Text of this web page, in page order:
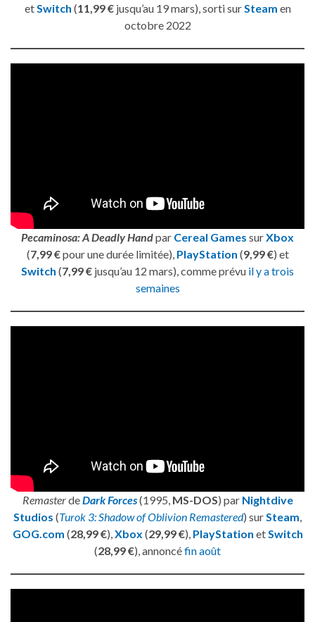
et Switch (11,99 €jusqu’au 19 mars), sorti sur Steam en
octobre 2022
Pecaminosa: A Deadly Handpar Cereal Games surXbox
(7,99 €pour une durée limitée), PlayStation (9,99 €) et
Switch (7,99 € jusqu’au 12 mars), comme prévu il y a trois
semaines
RemasterdeDark Forces(1995, MS-DOS) par Nightdive
Studios (Turok 3: Shadow of Oblivion Remastered) sur Steam
GOG.com (28,99 €), Xbox (29,99 €), PlayStation et Switch
(28,99 €), annoncéfin août